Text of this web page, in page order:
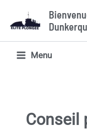
Menu
Conseil